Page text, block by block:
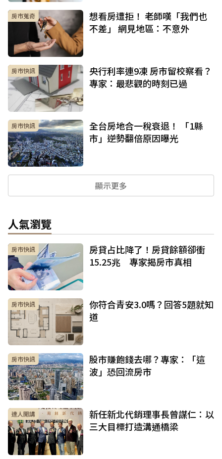
房市蒐奇
想看房遭拒！ 老師嘆「我們也
不差」 網見地區：不意外
房市快訊
央行利率連9凍 房市留校察看？
專家：最悲觀的時刻已過
房市快訊
全台房地合一稅衰退！ 「1縣
市」逆勢翻倍原因曝光
顯示更多
人氣瀏覽
房市快訊
房貸占比降了！房貸餘額卻衝
15.25兆 專家揭房市真相
房市快訊
你符合青安3.0嗎？回答5題就知
道
房市快訊
股市賺飽錢去哪？專家：「這
波」恐回流房市
達人開講
新任新北代銷理事長曾謀仁：以
三大目標打造溝通橋梁